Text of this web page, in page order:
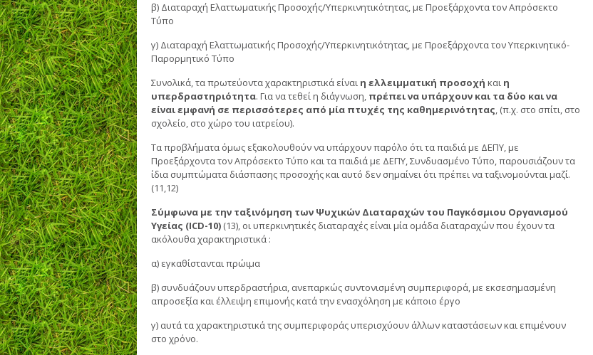
β) Διαταραχή Ελαττωματικής Προσοχής/Υπερκινητικότητας, με Προεξάρχοντα τον Απρόσεκτο
Τύπο
γ) Διαταραχή Ελαττωματικής Προσοχής/Υπερκινητικότητας, με Προεξάρχοντα τον Υπερκινητικό-
Παρορμητικό Τύπο
Συνολικά, τα πρωτεύοντα χαρακτηριστικά είναι η ελλειμματική προσοχή και η
υπερδραστηριότητα. Για να τεθεί η διάγνωση, πρέπει να υπάρχουν και τα δύο και να
είναι εμφανή σε περισσότερες από μία πτυχές της καθημερινότητας, (π.χ. στο σπίτι, στο
σχολείο, στο χώρο του ιατρείου).
Τα προβλήματα όμως εξακολουθούν να υπάρχουν παρόλο ότι τα παιδιά με ΔΕΠΥ, με
Προεξάρχοντα τον Απρόσεκτο Τύπο και τα παιδιά με ΔΕΠΥ, Συνδυασμένο Τύπο, παρουσιάζουν τα
ίδια συμπτώματα διάσπασης προσοχής και αυτό δεν σημαίνει ότι πρέπει να ταξινομούνται μαζί.
(11,12)
Σύμφωνα με την ταξινόμηση των Ψυχικών Διαταραχών του Παγκόσμιου Οργανισμού
Υγείας (ICD-10) (13), οι υπερκινητικές διαταραχές είναι μία ομάδα διαταραχών που έχουν τα
ακόλουθα χαρακτηριστικά :
α) εγκαθίστανται πρώιμα
β) συνδυάζουν υπερδραστήρια, ανεπαρκώς συντονισμένη συμπεριφορά, με εκσεσημασμένη
απροσεξία και έλλειψη επιμονής κατά την ενασχόληση με κάποιο έργο
γ) αυτά τα χαρακτηριστικά της συμπεριφοράς υπερισχύουν άλλων καταστάσεων και επιμένουν
στο χρόνο.